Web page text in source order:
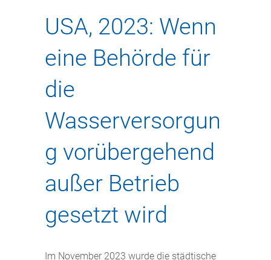
USA, 2023: Wenn
eine Behörde für
die
Wasserversorgun
g vorübergehend
außer Betrieb
gesetzt wird
Im November 2023 wurde die städtische